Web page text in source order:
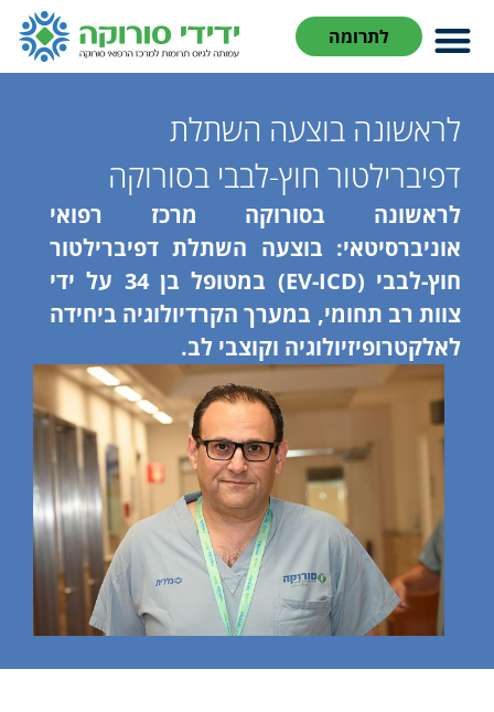
לתרומה
לראשונה בוצעה השתלת
דפיברילטור חוץ-לבבי בסורוקה
לראשונה בסורוקה מרכז רפואי
אוניברסיטאי: בוצעה השתלת דפיברילטור
חוץ-לבבי (EV-ICD) במטופל בן 34 על ידי
צוות רב תחומי, במערך הקרדיולוגיה ביחידה
לאלקטרופיזיולוגיה וקוצבי לב.